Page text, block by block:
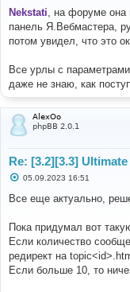
о
б
щ
е
н
е
Nekstati, на форуме она
панель Я.Вебмастера,
потом увидел, что это
Все урлы с
даже не знаю, как
AlexOo
phpBB 2.0.1
Re: [3.2][3.3]
С
о
б
е
н
и
е
05.09.2023 16:51
Все еще актуально,
Пока придумал вот
Если количество
редирект на
Если больше 10, то